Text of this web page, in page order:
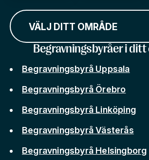
VÄLJ DITT OMRÅDE
Begravningsbyråer i ditt
Begravningsbyrå Uppsala
Begravningsbyrå Örebro
Begravningsbyrå Linköping
Begravningsbyrå Västerås
Begravningsbyrå Helsingborg